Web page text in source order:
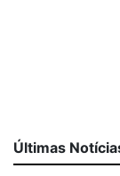
Últimas